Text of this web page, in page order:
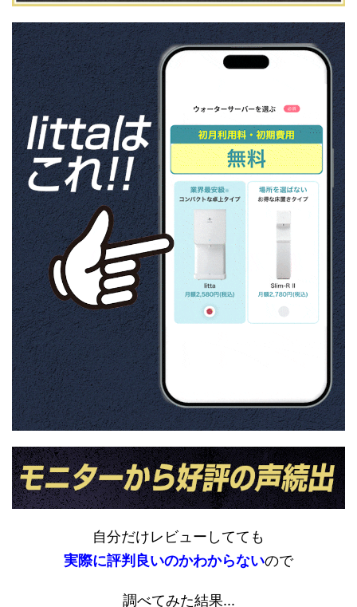
自分だけレビューしてても
実際に評判良いのかわからないので
調べてみた結果...